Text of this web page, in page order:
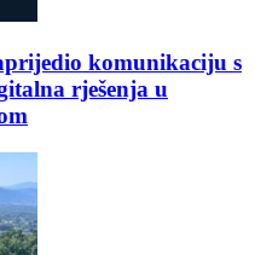
komunikaciju s
rješenja u